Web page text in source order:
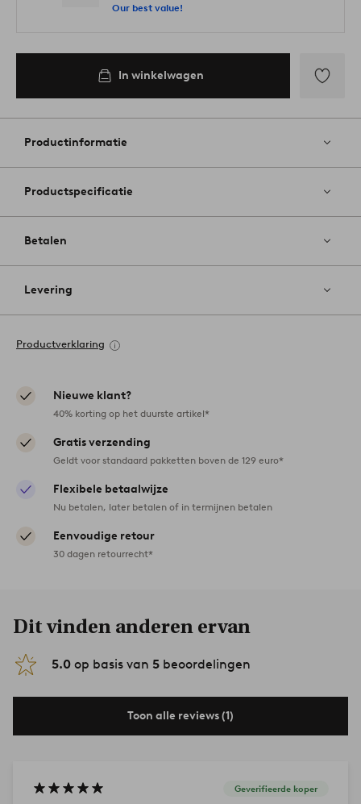
Our best value!
In winkelwagen
aan
Productinformatie
Productspecificatie
Betalen
Levering
Productverklaring
Nieuwe klant?
40% korting op het duurste artikel*
Gratis verzending
Geldt voor standaard pakketten boven de 129 euro*
Flexibele betaalwijze
Nu betalen, later betalen of in termijnen betalen
Eenvoudige retour
30 dagen retourrecht*
Dit vinden anderen ervan
5.0 op basis van 5 beoordelingen
Toon alle reviews (1)
Geverifieerde koper